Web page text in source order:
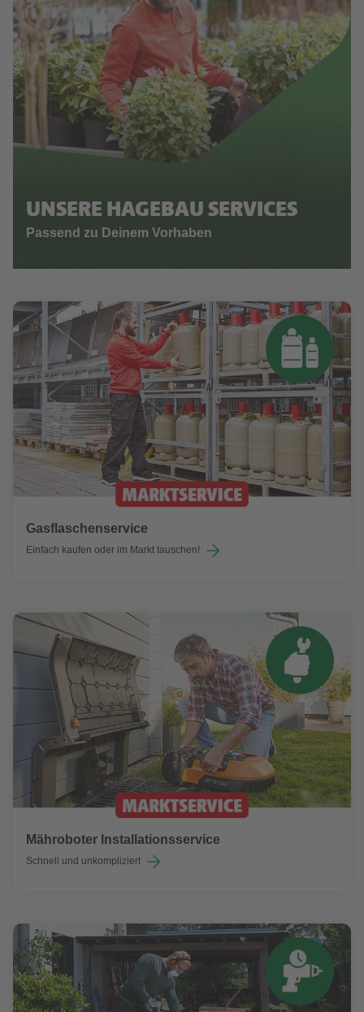
UNSERE HAGEBAU SERVICES
Passend zu Deinem Vorhaben
Gasflaschenservice
Einfach kaufen oder im Markt tauschen!
Mähroboter Installationsservice
Schnell und unkompliziert